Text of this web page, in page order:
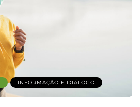
INFORMAÇÃO E DIÁLOGO